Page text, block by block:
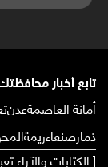
تابع أخبار
أمانة العاصمةعدن
ذمارصنعاءريمة
[ الكتابات